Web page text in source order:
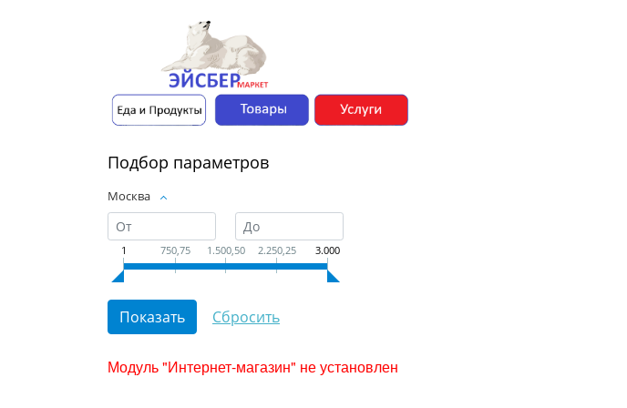
Подбор параметров
Москва
1 750,75 1.500,50 2.250,25 3.000
Модуль "Интернет-магазин" не установлен